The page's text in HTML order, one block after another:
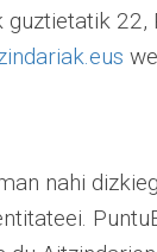
22,
nahi